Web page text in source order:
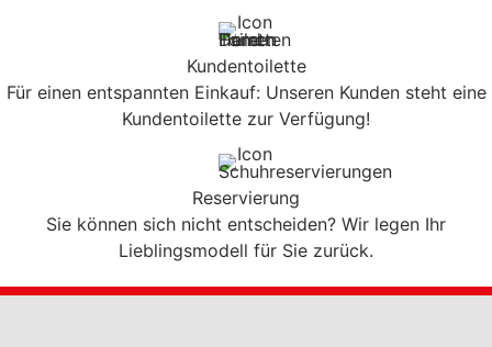
Kundentoilette
Für einen entspannten Einkauf: Unseren Kunden steht eine
Kundentoilette zur Verfügung!
Reservierung
Sie können sich nicht entscheiden? Wir legen Ihr
Lieblingsmodell für Sie zurück.